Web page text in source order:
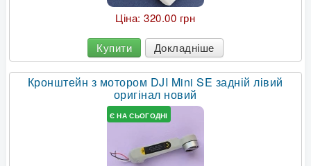
Ціна:320.00 грн
Купити Докладніше
Кронштейн з мотором DJI Mini SE задній лівий
оригінал новий
Є НА СЬОГОДНІ